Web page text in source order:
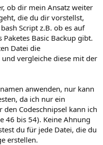
ob dir mein Ansatz weiter
die du dir vorstellst,
Script z.B. ob es auf
Basic Backup gibt.
Datei die
vergleiche diese mit der
anwenden, nur kann
da ich nur ein
Codeschnipsel kann ich
46 bis 54). Keine Ahnung
du für jede Datei, die du
erstellen.